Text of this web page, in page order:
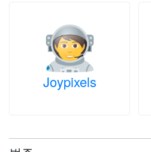
Joypixels